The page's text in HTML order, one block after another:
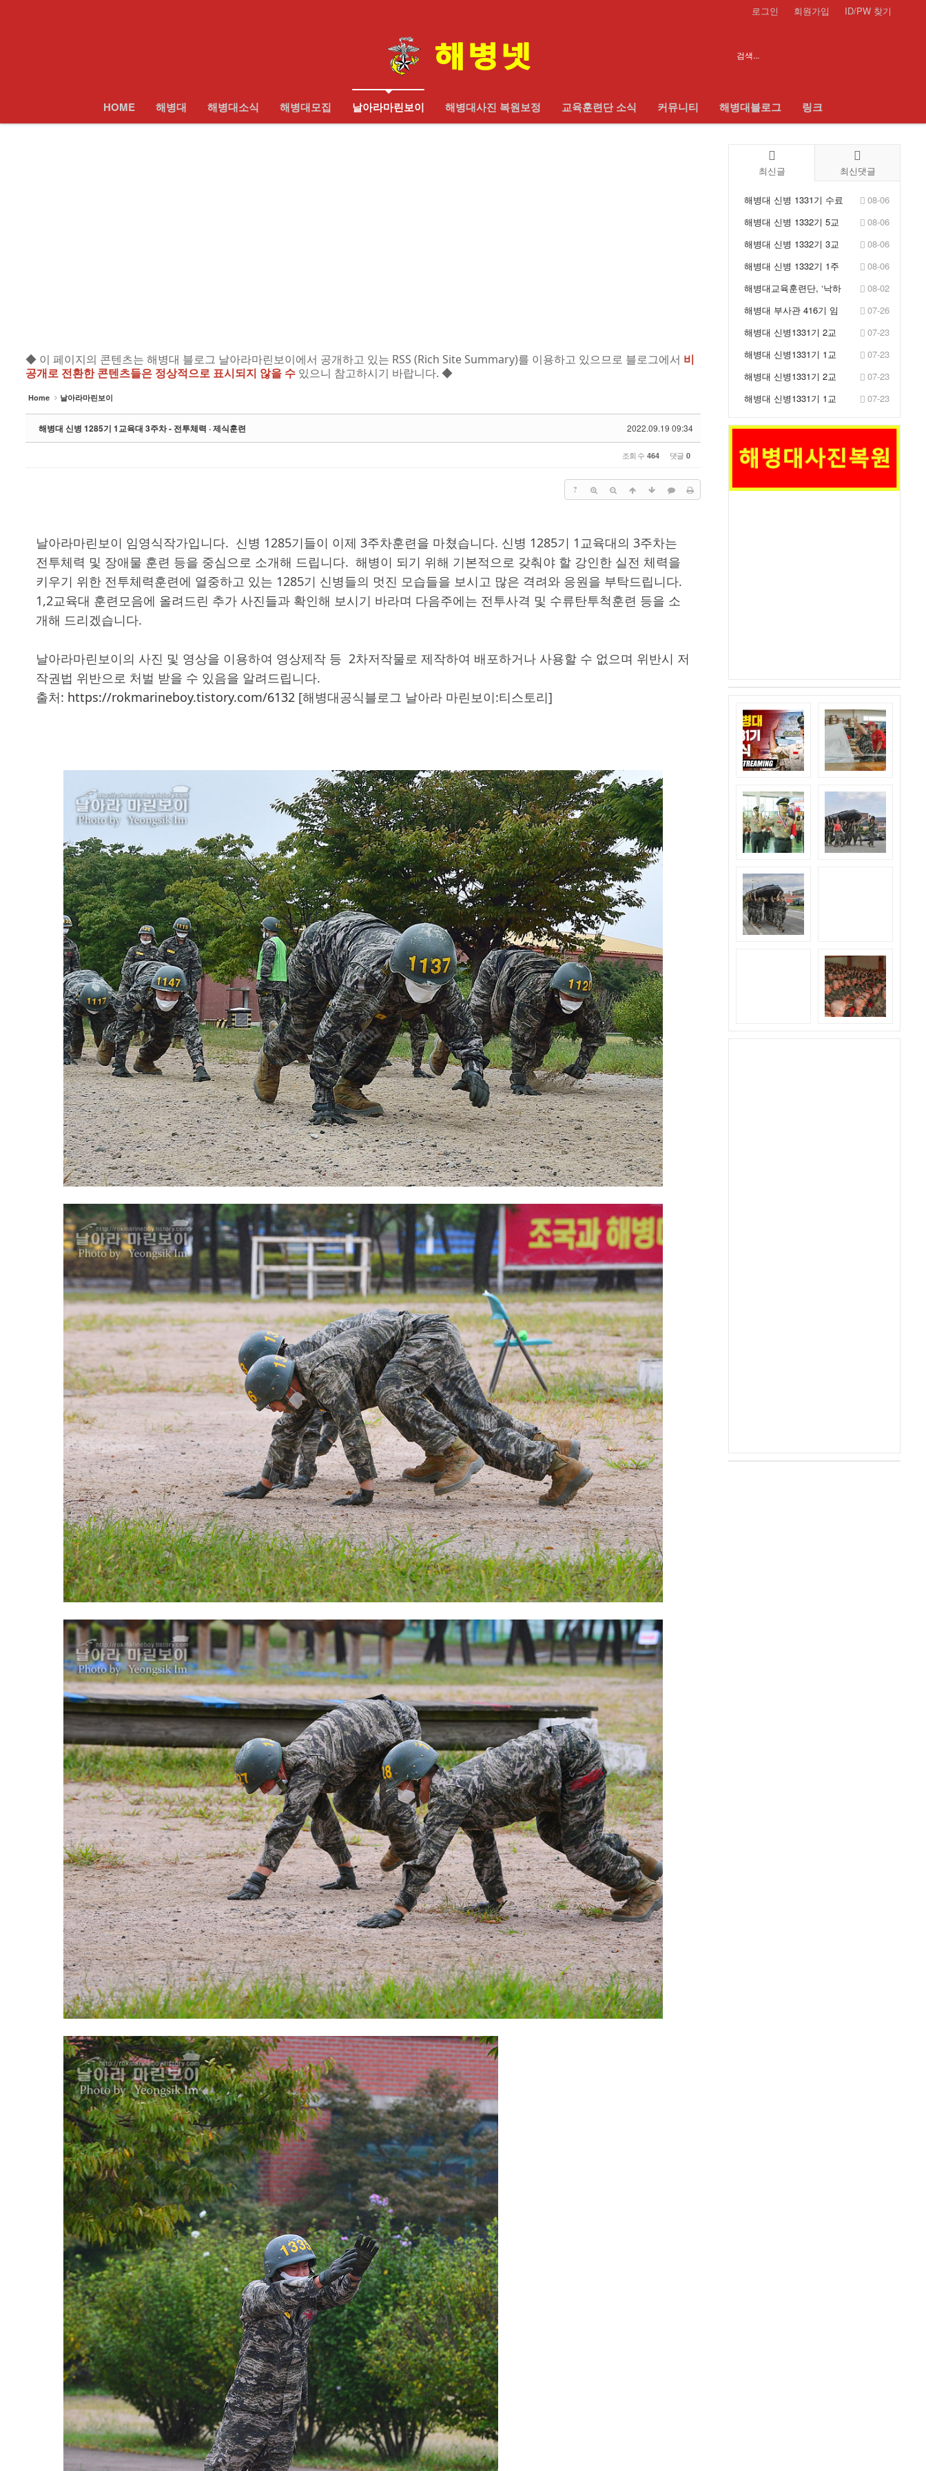
로그인
회원가입 ID/PW 찾기
HOME 해병대 해병대소식 해병대모집 날아라마린보이 해병대사진 복원보정 교육훈련단 소식 커뮤니티 해병대블로그 링크
최신글 최신댓글
해병대 신병 1331기 수료
08-06
해병대 신병 1332기 5교
08-06
해병대 신병 1332기 3교
08-06
해병대 신병 1332기 1주
08-06
해병대교육훈련단, ‘낙하
08-02
해병대 부사관 416기 임
07-26
해병대 신병1331기 2교
IB...
07-23
해병대 신병1331기 1교
IB...
07-23
해병대 신병1331기 2교
생...
07-23
해병대 신병1331기 1교
생...
07-23
◆ 이 페이지의 콘텐츠는 해병대 블로그 날아라마린보이에서 공개하고 있는 RSS (Rich Site Summary)를 이용하고 있으므로 블로그에서 비
공개로 전환한 콘텐츠들은 정상적으로 표시되지 않을 수 있으니 참고하시기 바랍니다. ◆
Home 날아라마린보이
2022.09.19 09:34
해병대 신병 1285기 1교육대 3주차 - 전투체력 · 제식훈련
조회 수 464 댓글 0
?
날아라마린보이 임영식작가입니다. 신병 1285기들이 이제 3주차훈련을 마쳤습니다. 신병 1285기 1교육대의 3주차는
전투체력 및 장애물 훈련 등을 중심으로 소개해 드립니다. 해병이 되기 위해 기본적으로 갖춰야 할 강인한 실전 체력을
키우기 위한 전투체력훈련에 열중하고 있는 1285기 신병들의 멋진 모습들을 보시고 많은 격려와 응원을 부탁드립니다.
1,2교육대 훈련모음에 올려드린 추가 사진들과 확인해 보시기 바라며 다음주에는 전투사격 및 수류탄투척훈련 등을 소
개해 드리겠습니다.
날아라마린보이의 사진 및 영상을 이용하여 영상제작 등 2차저작물로 제작하여 배포하거나 사용할 수 없으며 위반시 저
작권법 위반으로 처벌 받을 수 있음을 알려드립니다.
출처: https://rokmarineboy.tistory.com/6132 [해병대공식블로그 날아라 마린보이:티스토리]